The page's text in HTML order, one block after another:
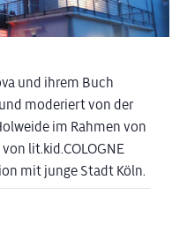
und ihrem Buch
und moderiert von der
im Rahmen von
lit.kid.COLOGNE
mit junge Stadt Köln.